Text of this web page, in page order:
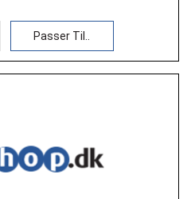
Passer Til..